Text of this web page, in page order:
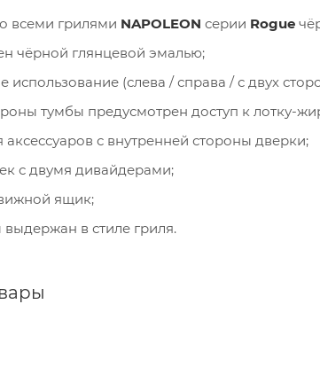
всеми грилями NAPOLEON серии Rogue
чёрной глянцевой эмалью;
использование (слева / справа / с двух
тумбы предусмотрен доступ к лотку-
с внутренней стороны дверки;
с двумя дивайдерами;
ящик;
в стиле гриля.